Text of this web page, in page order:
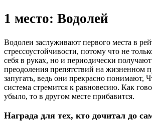
1 место: Водолей
Водолеи заслуживают первого места в
стрессоустойчивости, потому что не
себя в руках, но и периодически
преодоления препятствий на жизненном
запугать, ведь они прекрасно понимают,
система стремится к равновесию. Как
убыло, то в другом месте прибавится.
Награда для тех, кто дочитал до